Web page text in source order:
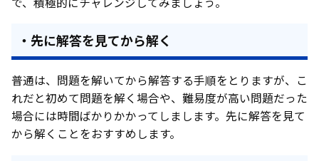
・先に解答を見てから解く
普通は、問題を解いてから解答する手順をとりますが、こ
れだと初めて問題を解く場合や、難易度が高い問題だった
場合には時間ばかりかかってしまします。先に解答を見て
から解くことをおすすめします。